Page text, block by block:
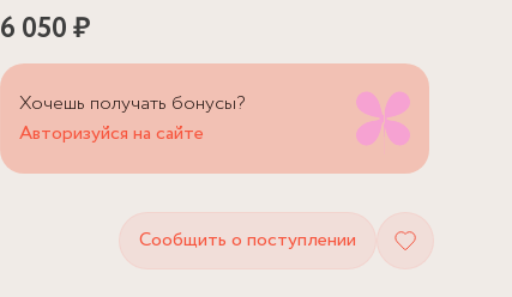
6 050 ₽
Хочешь получать бонусы?
Авторизуйся на сайте
Сообщить о поступлении